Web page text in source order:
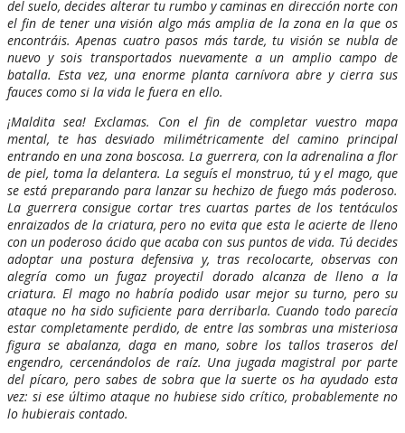
del suelo, decides alterar tu rumbo y caminas en dirección norte con
el fin de tener una visión algo más amplia de la zona en la que os
encontráis. Apenas cuatro pasos más tarde, tu visión se nubla de
nuevo y sois transportados nuevamente a un amplio campo de
batalla. Esta vez, una enorme planta carnívora abre y cierra sus
fauces como si la vida le fuera en ello.
¡Maldita sea! Exclamas. Con el fin de completar vuestro mapa
mental, te has desviado milimétricamente del camino principal
entrando en una zona boscosa. La guerrera, con la adrenalina a flor
de piel, toma la delantera. La seguís el monstruo, tú y el mago, que
se está preparando para lanzar su hechizo de fuego más poderoso.
La guerrera consigue cortar tres cuartas partes de los tentáculos
enraizados de la criatura, pero no evita que esta le acierte de lleno
con un poderoso ácido que acaba con sus puntos de vida. Tú decides
adoptar una postura defensiva y, tras recolocarte, observas con
alegría como un fugaz proyectil dorado alcanza de lleno a la
criatura. El mago no habría podido usar mejor su turno, pero su
ataque no ha sido suficiente para derribarla. Cuando todo parecía
estar completamente perdido, de entre las sombras una misteriosa
figura se abalanza, daga en mano, sobre los tallos traseros del
engendro, cercenándolos de raíz. Una jugada magistral por parte
del pícaro, pero sabes de sobra que la suerte os ha ayudado esta
vez: si ese último ataque no hubiese sido crítico, probablemente no
lo hubierais contado.